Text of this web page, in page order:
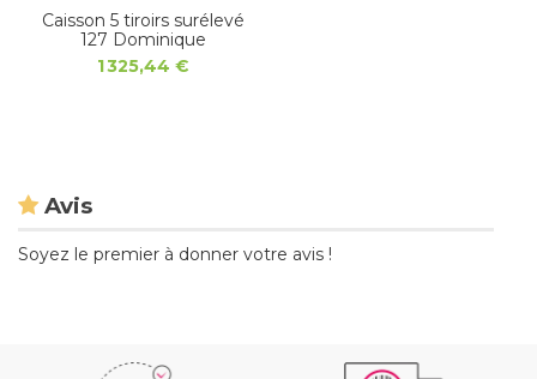
Caisson 5 tiroirs surélevé
127 Dominique
1 325,44 €
Avis
Soyez le premier à donner votre avis !